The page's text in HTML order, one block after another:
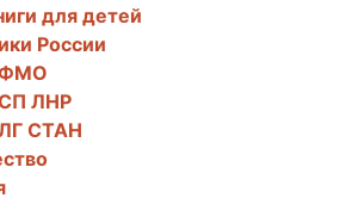
для детей
России
ФМО
ЛНР
СТАН